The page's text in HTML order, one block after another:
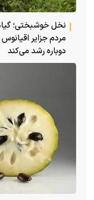
نخل خوشبختی؛
مردم جزایر
دوباره رشد می‌کند